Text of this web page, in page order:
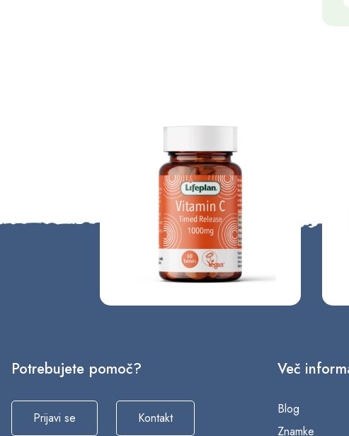
Potrebujete pomoč?
Prijavi se Kontakt
Več
Blog
Znamke